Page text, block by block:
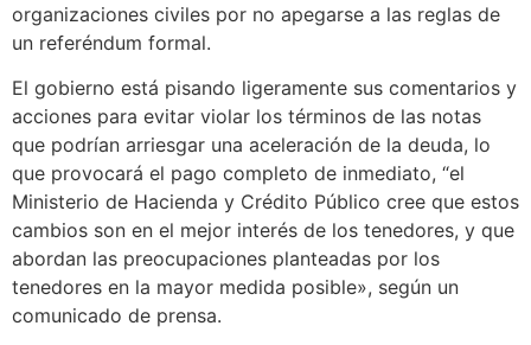
organizaciones civiles por no apegarse a las reglas de
un referéndum formal.
El gobierno está pisando ligeramente sus comentarios y
acciones para evitar violar los términos de las notas
que podrían arriesgar una aceleración de la deuda, lo
que provocará el pago completo de inmediato, “el
Ministerio de Hacienda y Crédito Público cree que estos
cambios son en el mejor interés de los tenedores, y que
abordan las preocupaciones planteadas por los
tenedores en la mayor medida posible», según un
comunicado de prensa.